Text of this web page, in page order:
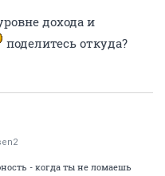
дохода и
поделитесь откуда?
- когда ты не ломаешь